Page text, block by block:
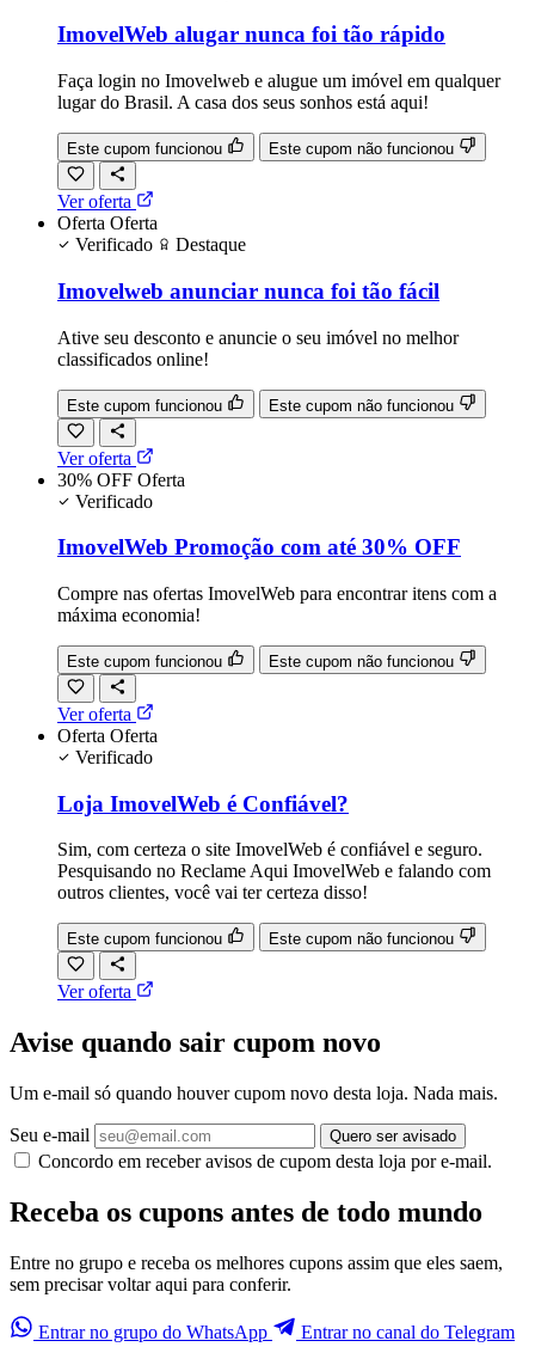
ImovelWeb alugar nunca foi tão rápido
Faça login no Imovelweb e alugue um imóvel em qualquer
lugar do Brasil. A casa dos seus sonhos está aqui!
Este cupom funcionou Este cupom não funcionou
Ver oferta
Oferta Oferta
Verificado
Destaque
Imovelweb anunciar nunca foi tão fácil
Ative seu desconto e anuncie o seu imóvel no melhor
classificados online!
Este cupom funcionou Este cupom não funcionou
Ver oferta
30% OFF Oferta
Verificado
ImovelWeb Promoção com até 30% OFF
Compre nas ofertas ImovelWeb para encontrar itens com a
máxima economia!
Este cupom funcionou Este cupom não funcionou
Ver oferta
Oferta Oferta
Verificado
Loja ImovelWeb é Confiável?
Sim, com certeza o site ImovelWeb é confiável e seguro.
Pesquisando no Reclame Aqui ImovelWeb e falando com
outros clientes, você vai ter certeza disso!
Este cupom funcionou Este cupom não funcionou
Ver oferta
Avise quando sair cupom novo
Um e-mail só quando houver cupom novo desta loja. Nada mais.
Seu e-mail Quero ser avisado
Concordo em receber avisos de cupom desta loja por e-mail.
Receba os cupons antes de todo mundo
Entre no grupo e receba os melhores cupons assim que eles saem,
sem precisar voltar aqui para conferir.
Entrar no grupo do WhatsApp Entrar no canal do Telegram